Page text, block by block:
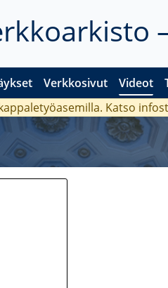
Verkkosivut Videot
Katso